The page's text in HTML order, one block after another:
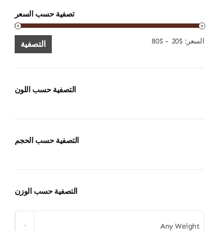
تصفية حسب السعر
الحد
للسعر
الحد
للسعر
التصفية السعر: $20
-
$80
التصفية حسب اللون
التصفية حسب الحجم
التصفية حسب الوزن
Any Weight